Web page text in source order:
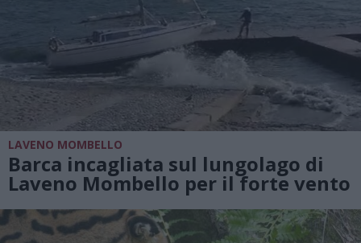
LAVENO MOMBELLO
Barca incagliata sul lungolago di
Laveno Mombello per il forte vento